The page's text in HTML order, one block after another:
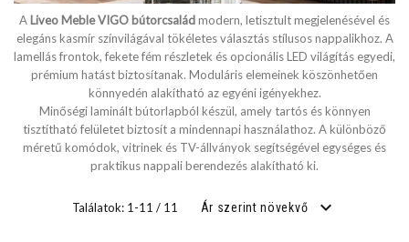
cm
MÉLYSÉG
cm
A Liveo Meble VIGO bútorcsaládmodern, letisztult megjelenésével és
elegáns kasmír színvilágával tökéletes választás stílusos nappalikhoz. A
lamellás frontok, fekete fém részletek és opcionális LED világítás egyedi,
prémium hatást biztosítanak. Moduláris elemeinek köszönhetően
könnyedén alakítható az egyéni igényekhez.
Minőségi laminált bútorlapból készül, amely tartós és könnyen
tisztítható felületet biztosít a mindennapi használathoz. A különböző
méretű komódok, vitrinek és TV-állványok segítségével egységes és
praktikus nappali berendezés alakítható ki.
Találatok: 1-11 / 11 Ár szerint növekvő